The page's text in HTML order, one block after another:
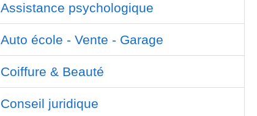
Assistance psychologique
Auto école - Vente - Garage
Coiffure & Beauté
Conseil juridique